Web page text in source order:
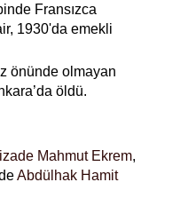
Fransızca
1930'da emekli
önünde olmayan
öldü.
Mahmut Ekrem,
Abdülhak Hamit